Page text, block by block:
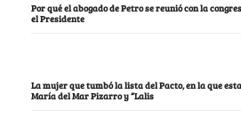
Por qué el abogado de Petro se reunió con la
el Presidente
La mujer que tumbó la lista del Pacto, en la que
María del Mar Pizarro y “Lalis